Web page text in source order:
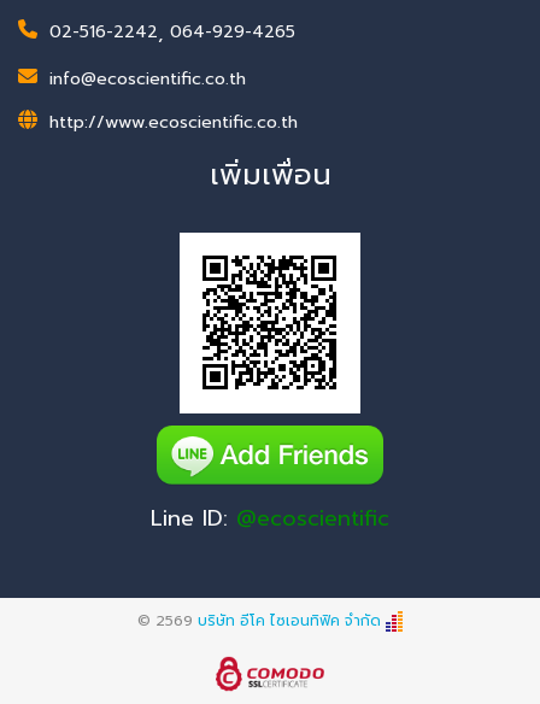
02-516-2242, 064-929-4265
info@ecoscientific.co.th
http://www.ecoscientific.co.th
เพิ่มเพื่อน
Line ID: @ecoscientific
© 2569 บริษัท อีโค ไซเอนทิฟิค จำกัด